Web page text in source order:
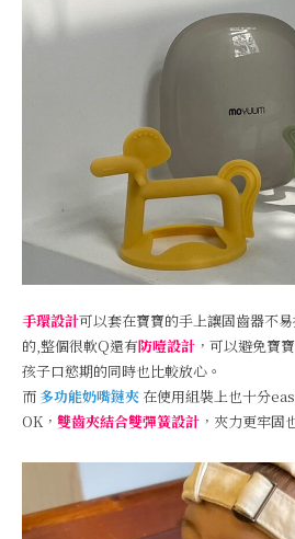
手環設計可以套在寶寶的手上讓固齒器不
的,整個很軟Q還有防噎設計 ，可以避免寶
孩子口慾期的同時也比較放心。
而 多功能奶嘴鏈夾 在使用組裝上也十分
OK， 雙齒夾結合雙彈簧設計 ，夾力更牢固